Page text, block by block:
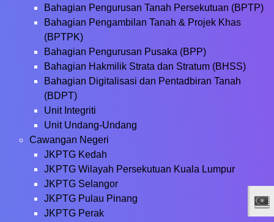
Bahagian Pengurusan Tanah Persekutuan (BPTP)
Bahagian Pengambilan Tanah & Projek Khas
(BPTPK)
Bahagian Pengurusan Pusaka (BPP)
Bahagian Hakmilik Strata dan Stratum (BHSS)
Bahagian Digitalisasi dan Pentadbiran Tanah
(BDPT)
Unit Integriti
Unit Undang-Undang
Cawangan Negeri
JKPTG Kedah
JKPTG Wilayah Persekutuan Kuala Lumpur
JKPTG Selangor
JKPTG Pulau Pinang
JKPTG Perak